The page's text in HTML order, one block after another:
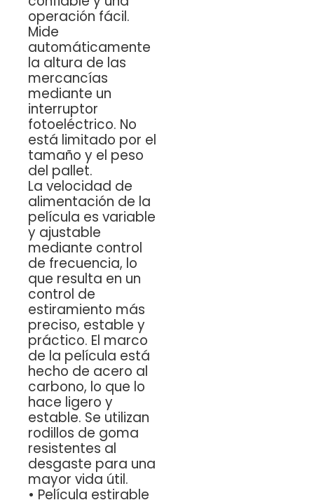
operación fácil.
Mide
automáticamente
la altura de las
mercancías
mediante un
interruptor
fotoeléctrico. No
está limitado por el
tamaño y el peso
del pallet.
La velocidad de
alimentación de la
película es variable
y ajustable
mediante control
de frecuencia, lo
que resulta en un
control de
estiramiento más
preciso, estable y
práctico. El marco
de la película está
hecho de acero al
carbono, lo que lo
hace ligero y
estable. Se utilizan
rodillos de goma
resistentes al
desgaste para una
mayor vida útil.
• Película estirable